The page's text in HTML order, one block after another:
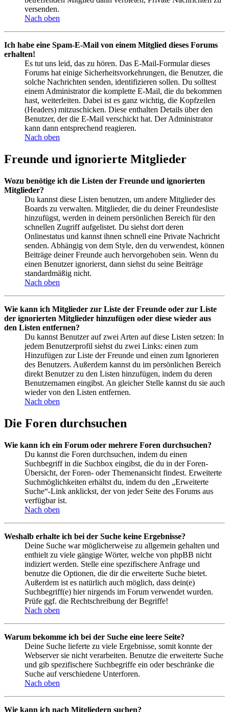
versenden.
Nach oben
Ich habe eine Spam-E-Mail von einem Mitglied dieses Forums
erhalten!
Es tut uns leid, das zu hören. Das E-Mail-Formular dieses
Forums hat einige Sicherheitsvorkehrungen, die Benutzer, die
solche Nachrichten senden, identifizieren sollen. Du solltest
einem Administrator die komplette E-Mail, die du bekommen
hast, weiterleiten. Dabei ist es ganz wichtig, die Kopfzeilen
(Headers) mitzuschicken. Diese enthalten Details über den
Benutzer, der die E-Mail verschickt hat. Der Administrator
kann dann entsprechend reagieren.
Nach oben
Freunde und ignorierte Mitglieder
Wozu benötige ich die Listen der Freunde und ignorierten
Mitglieder?
Du kannst diese Listen benutzen, um andere Mitglieder des
Boards zu verwalten. Mitglieder, die du deiner Freundesliste
hinzufügst, werden in deinem persönlichen Bereich für den
schnellen Zugriff aufgelistet. Du siehst dort deren
Onlinestatus und kannst ihnen schnell eine Private Nachricht
senden. Abhängig von dem Style, den du verwendest, können
Beiträge deiner Freunde auch hervorgehoben sein. Wenn du
einen Benutzer ignorierst, dann siehst du seine Beiträge
standardmäßig nicht.
Nach oben
Wie kann ich Mitglieder zur Liste der Freunde oder zur Liste
der ignorierten Mitglieder hinzufügen oder diese wieder aus
den Listen entfernen?
Du kannst Benutzer auf zwei Arten auf diese Listen setzen: In
jedem Benutzerprofil siehst du zwei Links: einen zum
Hinzufügen zur Liste der Freunde und einen zum Ignorieren
des Benutzers. Außerdem kannst du im persönlichen Bereich
direkt Benutzer zu den Listen hinzufügen, indem du deren
Benutzernamen eingibst. An gleicher Stelle kannst du sie auch
wieder von den Listen entfernen.
Nach oben
Die Foren durchsuchen
Wie kann ich ein Forum oder mehrere Foren durchsuchen?
Du kannst die Foren durchsuchen, indem du einen
Suchbegriff in die Suchbox eingibst, die du in der Foren-
Übersicht, der Foren- oder Themenansicht findest. Erweiterte
Suchmöglichkeiten erhältst du, indem du den „Erweiterte
Suche“-Link anklickst, der von jeder Seite des Forums aus
verfügbar ist.
Nach oben
Weshalb erhalte ich bei der Suche keine Ergebnisse?
Deine Suche war möglicherweise zu allgemein gehalten und
enthielt zu viele gängige Wörter, welche von phpBB nicht
indiziert werden. Stelle eine spezifischere Anfrage und
benutze die Optionen, die dir die erweiterte Suche bietet.
Außerdem ist es natürlich auch möglich, dass dein(e)
Suchbegriff(e) hier nirgends im Forum verwendet wurden.
Prüfe ggf. die Rechtschreibung der Begriffe!
Nach oben
Warum bekomme ich bei der Suche eine leere Seite?
Deine Suche lieferte zu viele Ergebnisse, somit konnte der
Webserver sie nicht verarbeiten. Benutze die erweiterte Suche
und gib spezifischere Suchbegriffe ein oder beschränke die
Suche auf verschiedene Unterforen.
Nach oben
Wie kann ich nach Mitgliedern suchen?